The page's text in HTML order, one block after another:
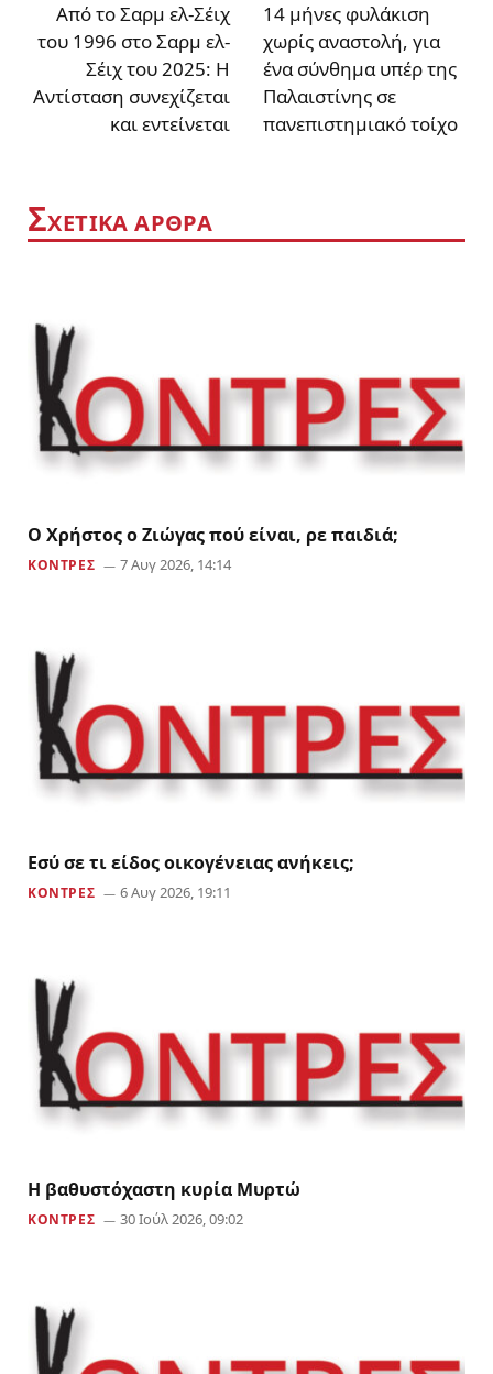
Από το Σαρμ ελ-Σέιχ
του 1996 στο Σαρμ ελ-
Σέιχ του 2025: Η
Αντίσταση συνεχίζεται
και εντείνεται
14 μήνες φυλάκιση
χωρίς αναστολή, για
ένα σύνθημα υπέρ της
Παλαιστίνης σε
πανεπιστημιακό τοίχο
ΣΧΕΤΙΚΑ ΑΡΘΡΑ
Ο Χρήστος ο Ζιώγας πού είναι, ρε παιδιά;
ΚΟΝΤΡΕΣ 7 Αυγ 2026, 14:14
Εσύ σε τι είδος οικογένειας ανήκεις;
ΚΟΝΤΡΕΣ 6 Αυγ 2026, 19:11
Η βαθυστόχαστη κυρία Μυρτώ
ΚΟΝΤΡΕΣ 30 Ιούλ 2026, 09:02